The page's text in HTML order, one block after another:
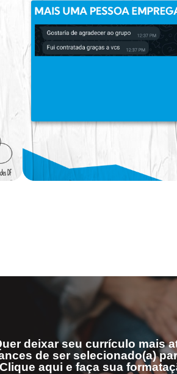
deixar seu currículo mais
de ser selecionado(a)
aqui e faça sua